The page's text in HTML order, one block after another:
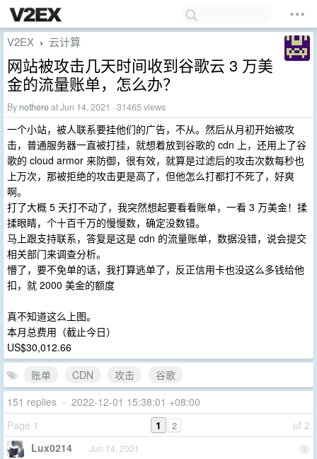
V2EX › 云计算
网站被攻击几天时间收到谷歌云 3 万美
金的流量账单，怎么办？
By nothereat Jun 14, 2021 · 31465 views
一个小站，被人联系要挂他们的广告，不从。然后从月初开始被攻
击，普通服务器一直被打挂，就想着放到谷歌的 cdn 上，还用上了谷
歌的 cloud armor 来防御，很有效，就算是过滤后的攻击次数每秒也
上万次，那被拒绝的攻击更是高了，但他怎么打都打不死了，好爽
啊。
打了大概 5 天打不动了，我突然想起要看看账单，一看 3 万美金！揉
揉眼睛，个十百千万的慢慢数，确定没数错。
马上跟支持联系，答复是这是 cdn 的流量账单，数据没错，说会提交
相关部门来调查分析。
懵了，要不免单的话，我打算逃单了，反正信用卡也没这么多钱给他
扣，就 2000 美金的额度
真不知道这么上图。
本月总费用（截止今日）
US$30,012.66
账单
CDN 攻击
谷歌
151 replies • 2022-12-01 15:38:01 +08:00
Page 1
of 2
1 2
1
Lux0214 Jun 14, 2021